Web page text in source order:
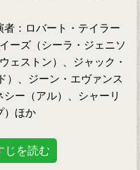
：ロバート・テイラー
ーズ（シーラ・ジェニソ
ェストン）、ジャック・
）、ジーン・エヴァンス
シー（アル）、シャーリ
）ほか
じを読む